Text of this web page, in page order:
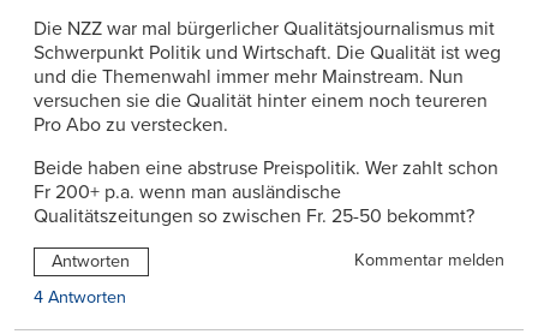
Die NZZ war mal bürgerlicher Qualitätsjournalismus mit
Schwerpunkt Politik und Wirtschaft. Die Qualität ist weg
und die Themenwahl immer mehr Mainstream. Nun
versuchen sie die Qualität hinter einem noch teureren
Pro Abo zu verstecken.
Beide haben eine abstruse Preispolitik. Wer zahlt schon
Fr 200+ p.a. wenn man ausländische
Qualitätszeitungen so zwischen Fr. 25-50 bekommt?
Antworten
Kommentar melden
4 Antworten